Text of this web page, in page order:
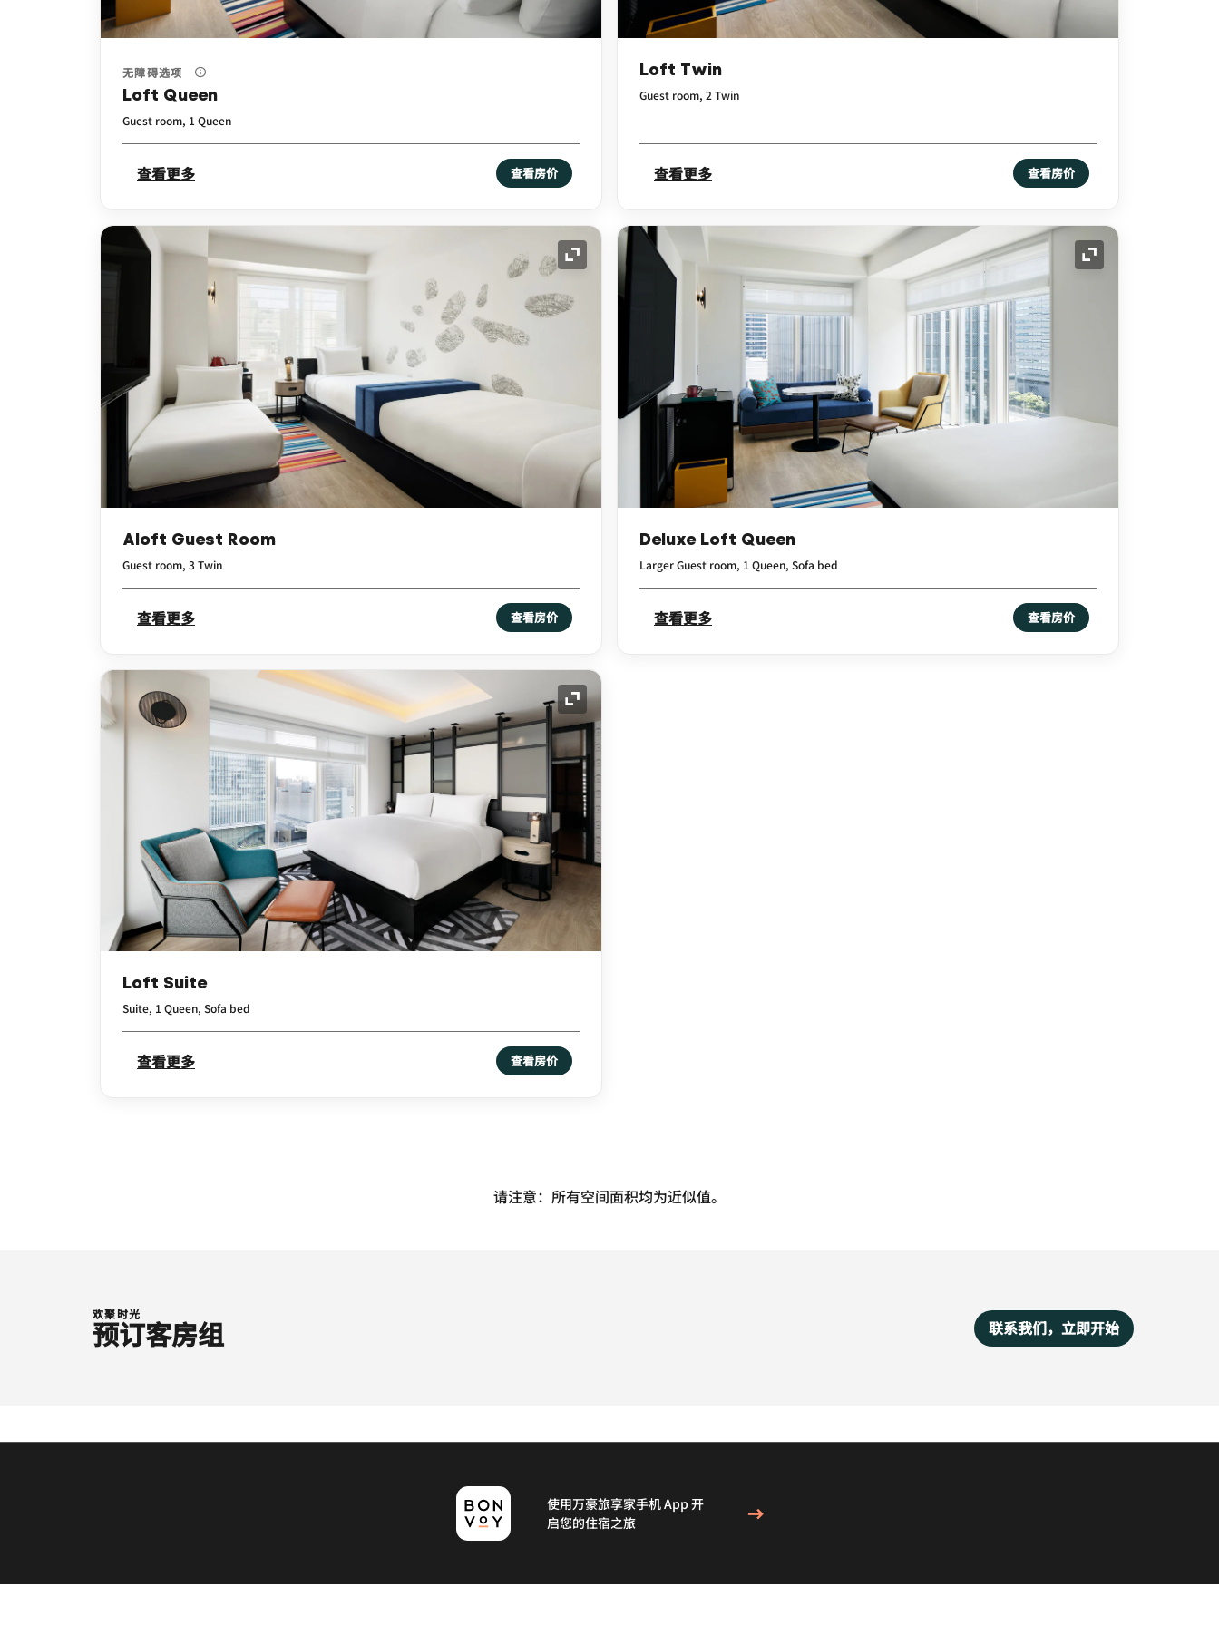
无障碍选项
Loft Queen
Guest room, 1 Queen
查看更多 查看房价
Loft Twin
Guest room, 2 Twin
查看更多 查看房价
展开图标
Aloft Guest Room
Guest room, 3 Twin
查看更多 查看房价
展开图标
Deluxe Loft Queen
Larger Guest room, 1 Queen, Sofa bed
查看更多 查看房价
展开图标
Loft Suite
Suite, 1 Queen, Sofa bed
查看更多 查看房价
请注意：所有空间面积均为近似值。
欢聚时光
预订客房组 联系我们，立即开始
使用万豪旅享家手机 App 开
启您的住宿之旅